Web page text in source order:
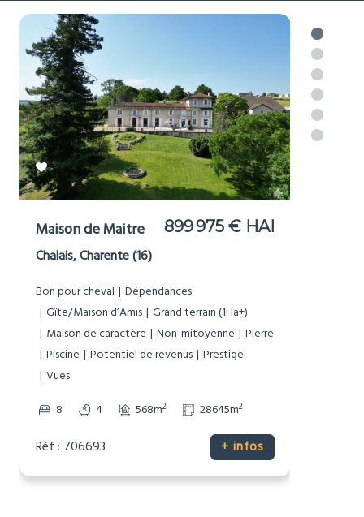
[_respacio_location_name]
Saint-Priest-les-Fougères, Dordogne (24)
Non-mitoyenne Pierre
Potentiel de revenus
3
Réf : 706695 + infos